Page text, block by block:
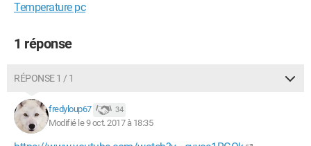
Temperature pc
1 réponse
RÉPONSE 1 / 1
fredyloup67 34
Modifié le 9 oct. 2017 à 18:35